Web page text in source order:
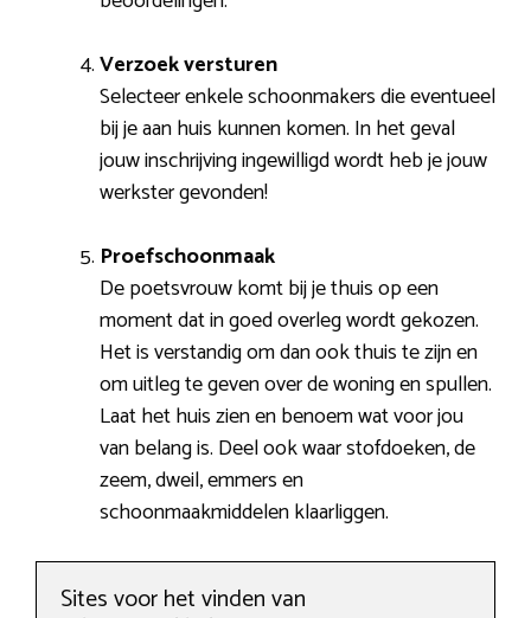
Verzoek versturen
Selecteer enkele schoonmakers die eventueel
bij je aan huis kunnen komen. In het geval
jouw inschrijving ingewilligd wordt heb je jouw
werkster gevonden!
Proefschoonmaak
De poetsvrouw komt bij je thuis op een
moment dat in goed overleg wordt gekozen.
Het is verstandig om dan ook thuis te zijn en
om uitleg te geven over de woning en spullen.
Laat het huis zien en benoem wat voor jou
van belang is. Deel ook waar stofdoeken, de
zeem, dweil, emmers en
schoonmaakmiddelen klaarliggen.
Sites voor het vinden van